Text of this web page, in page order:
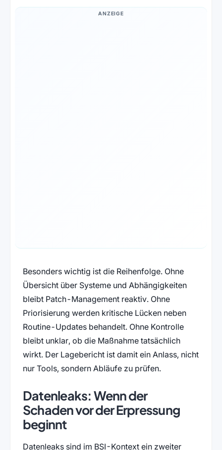
ANZEIGE
Besonders wichtig ist die Reihenfolge. Ohne
Übersicht über Systeme und Abhängigkeiten
bleibt Patch-Management reaktiv. Ohne
Priorisierung werden kritische Lücken neben
Routine-Updates behandelt. Ohne Kontrolle
bleibt unklar, ob die Maßnahme tatsächlich
wirkt. Der Lagebericht ist damit ein Anlass, nicht
nur Tools, sondern Abläufe zu prüfen.
Datenleaks: Wenn der
Schaden vor der Erpressung
beginnt
Datenleaks sind im BSI-Kontext ein zweiter